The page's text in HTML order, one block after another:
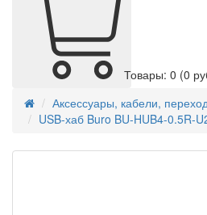
Товары: 0 (0
Аксессуары, кабели,
USB-хаб Buro BU-HUB4-0.5R-